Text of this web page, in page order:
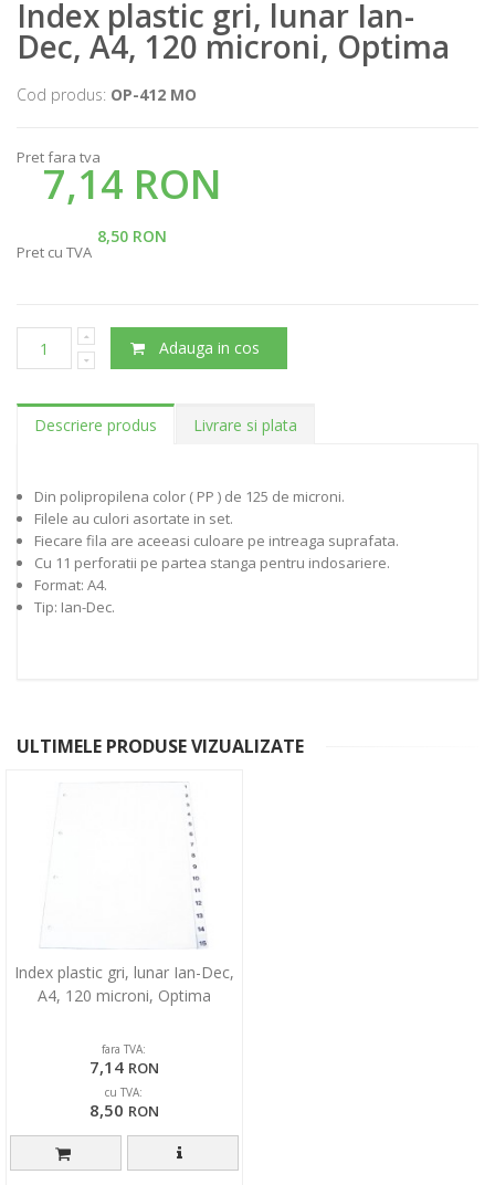
Index plastic gri, lunar Ian-
Dec, A4, 120 microni, Optima
Cod produs: OP-412 MO
Pret fara tva
7,14 RON
8,50 RON
Pret cu TVA
Adauga in cos
Descriere produs Livrare si plata
Din polipropilena color ( PP ) de 125 de microni.
Filele au culori asortate in set.
Fiecare fila are aceeasi culoare pe intreaga suprafata.
Cu 11 perforatii pe partea stanga pentru indosariere.
Format: A4.
Tip: Ian-Dec.
ULTIMELE PRODUSE VIZUALIZATE
Index plastic gri, lunar Ian-Dec,
A4, 120 microni, Optima
fara TVA:
7,14 RON
cu TVA:
8,50 RON